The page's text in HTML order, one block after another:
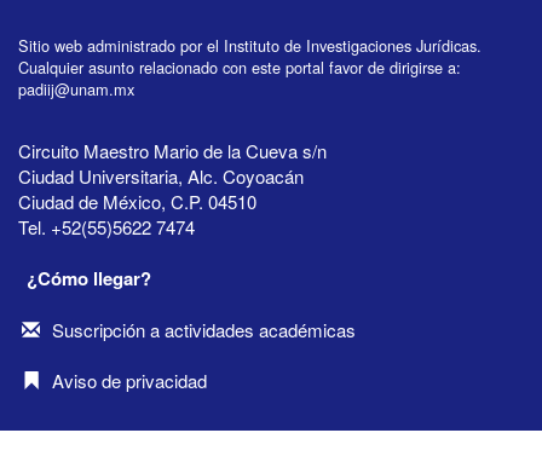
Sitio web administrado por el Instituto de Investigaciones Jurídicas.
Cualquier asunto relacionado con este portal favor de dirigirse a:
padiij@unam.mx
Circuito Maestro Mario de la Cueva s/n
Ciudad Universitaria, Alc. Coyoacán
Ciudad de México, C.P. 04510
Tel. +52(55)5622 7474
¿Cómo llegar?
Suscripción a actividades académicas
Aviso de privacidad